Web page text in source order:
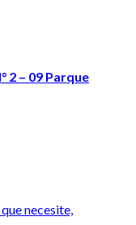
2 – 09 Parque
necesite,